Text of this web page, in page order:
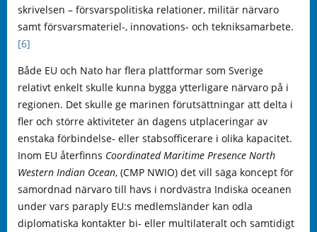
skrivelsen – försvarspolitiska relationer, militär närvaro
samt försvarsmateriel-, innovations- och tekniksamarbete.
[6]
Både EU och Nato har flera plattformar som Sverige
relativt enkelt skulle kunna bygga ytterligare närvaro på i
regionen. Det skulle ge marinen förutsättningar att delta i
fler och större aktiviteter än dagens utplaceringar av
enstaka förbindelse- eller stabsofficerare i olika kapacitet.
Inom EU återfinns Coordinated Maritime Presence North
Western Indian Ocean, (CMP NWIO) det vill säga koncept för
samordnad närvaro till havs i nordvästra Indiska oceanen
under vars paraply EU:s medlemsländer kan odla
diplomatiska kontakter bi- eller multilateralt och samtidigt